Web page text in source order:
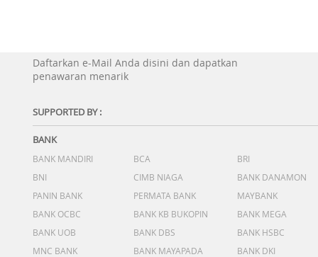
Daftarkan e-Mail Anda disini dan dapatkan
penawaran menarik
SUPPORTED BY :
BANK
BANK MANDIRI BCA
BRI
BNI
CIMB NIAGA
BANK DANAMON
PANIN BANK
PERMATA BANK
MAYBANK
BANK OCBC
BANK KB BUKOPIN
BANK MEGA
BANK UOB
BANK DBS
BANK HSBC
MNC BANK
BANK MAYAPADA
BANK DKI